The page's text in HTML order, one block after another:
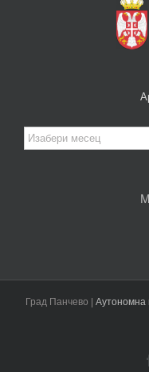
Архива
чланака
Град Панчево | Аутономна